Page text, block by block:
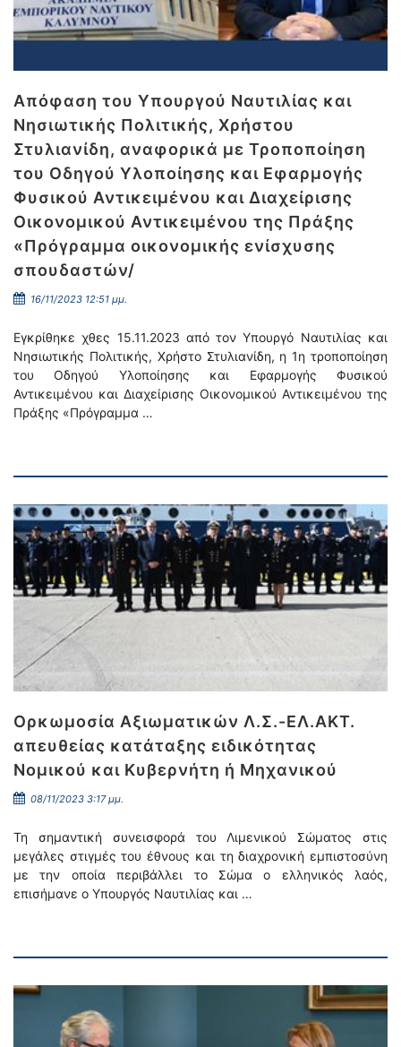
Απόφαση του Υπουργού Ναυτιλίας και
Νησιωτικής Πολιτικής, Χρήστου
Στυλιανίδη, αναφορικά με Τροποποίηση
του Οδηγού Υλοποίησης και Εφαρμογής
Φυσικού Αντικειμένου και Διαχείρισης
Οικονομικού Αντικειμένου της Πράξης
«Πρόγραμμα οικονομικής ενίσχυσης
σπουδαστών/
16/11/2023 12:51 μμ.
Εγκρίθηκε χθες 15.11.2023 από τον Υπουργό Ναυτιλίας και
Νησιωτικής Πολιτικής, Χρήστο Στυλιανίδη, η 1η τροποποίηση
του Οδηγού Υλοποίησης και Εφαρμογής Φυσικού
Αντικειμένου και Διαχείρισης Οικονομικού Αντικειμένου της
Πράξης «Πρόγραμμα …
Ορκωμοσία Αξιωματικών Λ.Σ.-ΕΛ.ΑΚΤ.
απευθείας κατάταξης ειδικότητας
Νομικού και Κυβερνήτη ή Μηχανικού
08/11/2023 3:17 μμ.
Τη σημαντική συνεισφορά του Λιμενικού Σώματος στις
μεγάλες στιγμές του έθνους και τη διαχρονική εμπιστοσύνη
με την οποία περιβάλλει το Σώμα ο ελληνικός λαός,
επισήμανε ο Υπουργός Ναυτιλίας και …